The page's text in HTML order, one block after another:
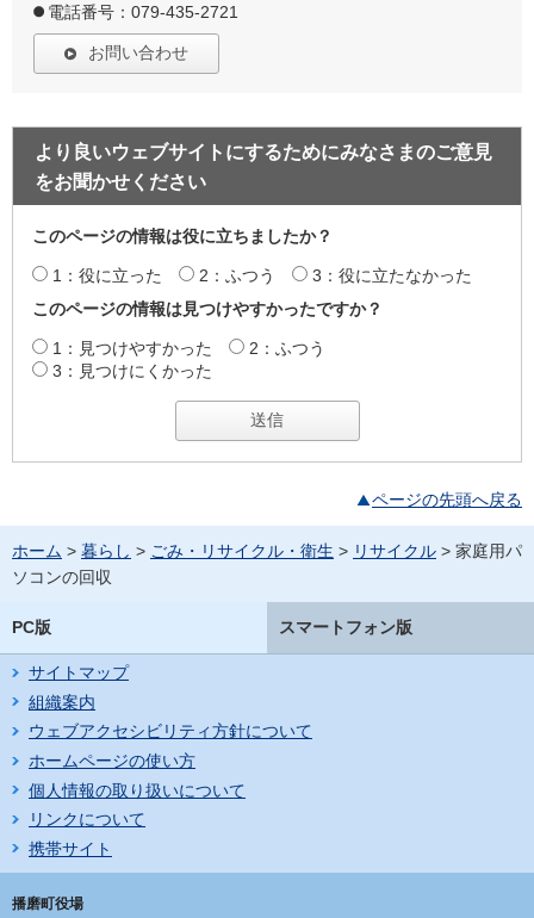
電話番号：079-435-2721
お問い合わせ
より良いウェブサイトにするためにみなさまのご意見
をお聞かせください
このページの情報は役に立ちましたか？
1：役に立った 2：ふつう
3：役に立たなかった
このページの情報は見つけやすかったですか？
1：見つけやすかった
2：ふつう
3：見つけにくかった
ページの先頭へ戻る
ホーム > 暮らし > ごみ・リサイクル・衛生 > リサイクル > 家庭用パ
ソコンの回収
PC版 スマートフォン版
サイトマップ
組織案内
ウェブアクセシビリティ方針について
ホームページの使い方
個人情報の取り扱いについて
リンクについて
携帯サイト
播磨町役場